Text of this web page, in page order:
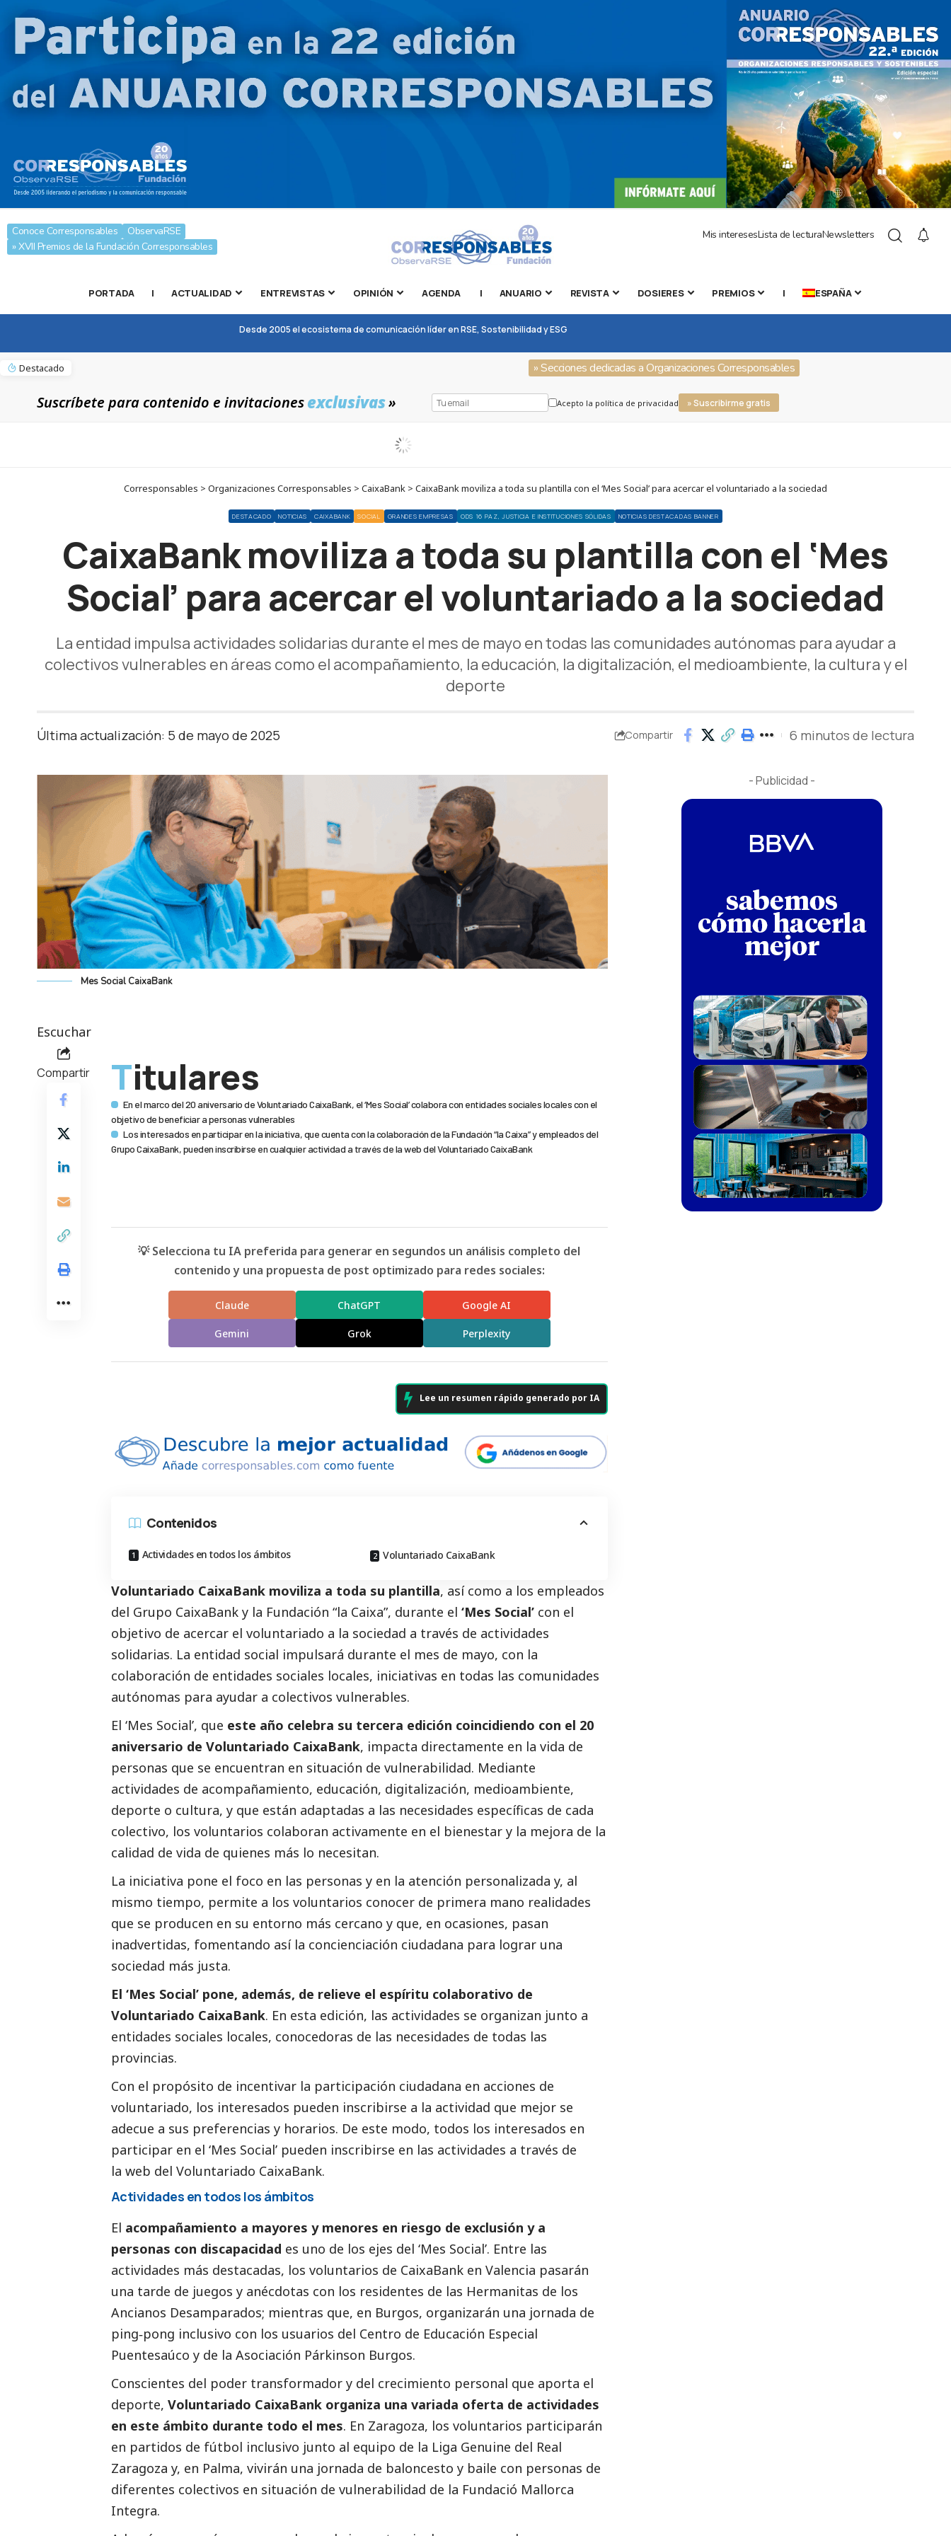
Conoce Corresponsables
ObservaRSE
» XVII Premios de la Fundación Corresponsables
Mis interesesLista de lecturaNewsletters
PORTADA | ACTUALIDAD ENTREVISTAS OPINIÓN AGENDA | ANUARIO REVISTA DOSIERES PREMIOS | ESPAÑA
Desde 2005 el ecosistema de comunicación líder en RSE, Sostenibilidad y ESG
Destacado » Secciones dedicadas a Organizaciones Corresponsables
Suscríbete para contenido e invitacionesexclusivas» Acepto la política de privacidad » Suscribirme gratis
Corresponsables > Organizaciones Corresponsables > CaixaBank > CaixaBank moviliza a toda su plantilla con el ‘Mes Social’ para acercar el voluntariado a la sociedad
DESTACADO NOTICIAS CAIXABANK SOCIAL GRANDES EMPRESAS ODS 16 PAZ, JUSTICIA E INSTITUCIONES SÓLIDAS NOTICIAS DESTACADAS BANNER
CaixaBank moviliza a toda su plantilla con el ‘Mes
Social’ para acercar el voluntariado a la sociedad
La entidad impulsa actividades solidarias durante el mes de mayo en todas las comunidades autónomas para ayudar a
colectivos vulnerables en áreas como el acompañamiento, la educación, la digitalización, el medioambiente, la cultura y el
deporte
Última actualización: 5 de mayo de 2025 Compartir 6 minutos de lectura
Mes Social CaixaBank
Escuchar
Compartir Titulares
En el marco del 20 aniversario de Voluntariado CaixaBank, el ‘Mes Social’ colabora con entidades sociales locales con el
objetivo de beneficiar a personas vulnerables
Los interesados en participar en la iniciativa, que cuenta con la colaboración de la Fundación “la Caixa” y empleados del
Grupo CaixaBank, pueden inscribirse en cualquier actividad a través de la web del Voluntariado CaixaBank
💡 Selecciona tu IA preferida para generar en segundos un análisis completo del
contenido y una propuesta de post optimizado para redes sociales:
Claude ChatGPT Google AI
Gemini Grok Perplexity
Lee un resumen rápido generado por IA
Contenidos
Actividades en todos los ámbitos Voluntariado CaixaBank
Voluntariado CaixaBank moviliza a toda su plantilla, así como a los empleados
del Grupo CaixaBank y la Fundación “la Caixa”, durante el ‘Mes Social’ con el
objetivo de acercar el voluntariado a la sociedad a través de actividades
solidarias. La entidad social impulsará durante el mes de mayo, con la
colaboración de entidades sociales locales, iniciativas en todas las comunidades
autónomas para ayudar a colectivos vulnerables.
El ‘Mes Social’, que este año celebra su tercera edición coincidiendo con el 20
aniversario de Voluntariado CaixaBank, impacta directamente en la vida de
personas que se encuentran en situación de vulnerabilidad. Mediante
actividades de acompañamiento, educación, digitalización, medioambiente,
deporte o cultura, y que están adaptadas a las necesidades específicas de cada
colectivo, los voluntarios colaboran activamente en el bienestar y la mejora de la
calidad de vida de quienes más lo necesitan.
La iniciativa pone el foco en las personas y en la atención personalizada y, al
mismo tiempo, permite a los voluntarios conocer de primera mano realidades
que se producen en su entorno más cercano y que, en ocasiones, pasan
inadvertidas, fomentando así la concienciación ciudadana para lograr una
sociedad más justa.
El ‘Mes Social’ pone, además, de relieve el espíritu colaborativo de
Voluntariado CaixaBank. En esta edición, las actividades se organizan junto a
entidades sociales locales, conocedoras de las necesidades de todas las
provincias.
Con el propósito de incentivar la participación ciudadana en acciones de
voluntariado, los interesados pueden inscribirse a la actividad que mejor se
adecue a sus preferencias y horarios. De este modo, todos los interesados en
participar en el ‘Mes Social’ pueden inscribirse en las actividades a través de
la web del Voluntariado CaixaBank.
Actividades en todos los ámbitos
El acompañamiento a mayores y menores en riesgo de exclusión y a
personas con discapacidad es uno de los ejes del ‘Mes Social’. Entre las
actividades más destacadas, los voluntarios de CaixaBank en Valencia pasarán
una tarde de juegos y anécdotas con los residentes de las Hermanitas de los
Ancianos Desamparados; mientras que, en Burgos, organizarán una jornada de
ping‑pong inclusivo con los usuarios del Centro de Educación Especial
Puentesaúco y de la Asociación Párkinson Burgos.
Conscientes del poder transformador y del crecimiento personal que aporta el
deporte, Voluntariado CaixaBank organiza una variada oferta de actividades
en este ámbito durante todo el mes. En Zaragoza, los voluntarios participarán
en partidos de fútbol inclusivo junto al equipo de la Liga Genuine del Real
Zaragoza y, en Palma, vivirán una jornada de baloncesto y baile con personas de
diferentes colectivos en situación de vulnerabilidad de la Fundació Mallorca
Integra.
- Publicidad -